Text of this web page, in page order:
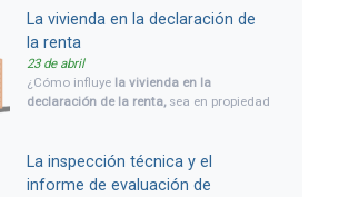
ley andaluza que fue rechazada por el
tribunal constitucional.
La vivienda en la declaración de
la renta
23 de abril
¿Cómo influye la vivienda en la
declaración de la renta,sea en propiedad
influyela vivienda en la declaración de la
renta
que tenemos que ir haciendo ya.
La inspección técnica y el
informe de evaluación de